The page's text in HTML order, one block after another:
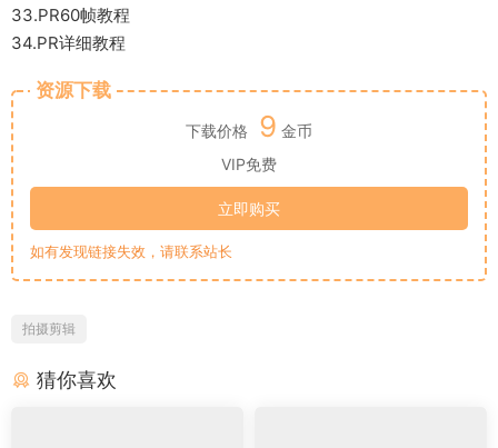
33.PR60帧教程
34.PR详细教程
资源下载
下载价格 9 金币
VIP免费
立即购买
如有发现链接失效，请联系站长
拍摄剪辑
猜你喜欢